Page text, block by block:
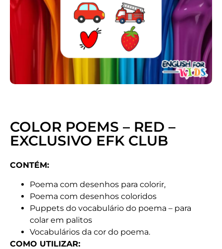
COLOR POEMS – RED –
EXCLUSIVO EFK CLUB
CONTÉM:
Poema com desenhos para colorir,
Poema com desenhos coloridos
Puppets do vocabulário do poema – para
colar em palitos
Vocabulários da cor do poema.
COMO UTILIZAR: